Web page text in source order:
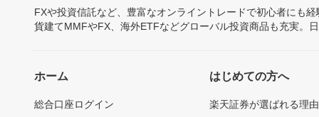
FXや投資信託など、豊富なオンライントレードで初心者にも
貨建てMMFやFX、海外ETFなどグローバル投資商品も充実。
ホーム
総合口座ログイン
はじめての方へ
楽天証券が選ばれる理由